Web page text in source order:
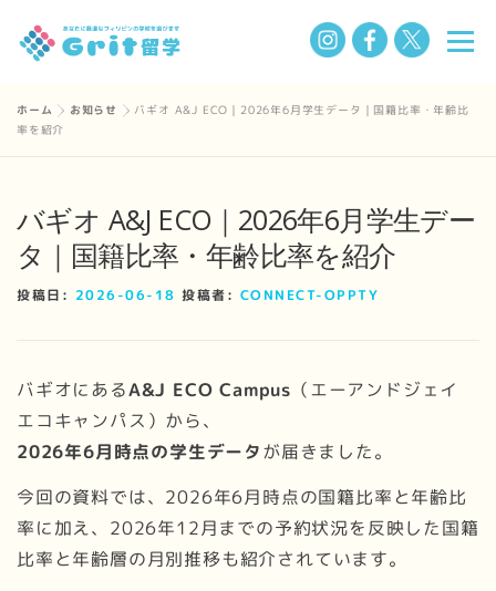
ツ
キ
プ
メニ
選ばれる理由
学校一覧 Q&A 私たちについて お知らせ
BLOG
ホーム » お知らせ » バギオ A&J ECO｜2026年6月学生データ｜国籍比率・年齢比
率を紹介
バギオ A&J ECO｜2026年6月学生デー
タ｜国籍比率・年齢比率を紹介
投稿日: 2026-06-18 投稿者: CONNECT-OPPTY
バギオにあるA&J ECO Campus （エーアンドジェイ
エコキャンパス）から、
2026年6月時点の学生データが届きました。
今回の資料では、2026年6月時点の国籍比率と年齢比
率に加え、2026年12月までの予約状況を反映した国籍
比率と年齢層の月別推移も紹介されています。